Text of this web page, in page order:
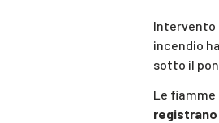
Intervento
incendio
sotto il
Le